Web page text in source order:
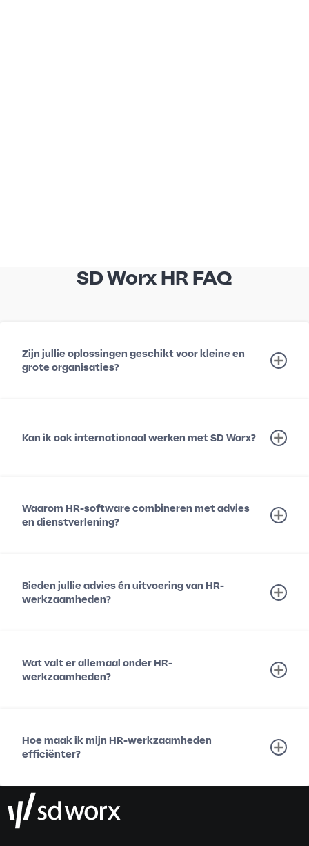
SD Worx HR FAQ
Zijn jullie oplossingen geschikt voor kleine en
grote organisaties?
Kan ik ook internationaal werken met SD Worx?
Waarom HR-software combineren met advies
en dienstverlening?
Bieden jullie advies én uitvoering van HR-
werkzaamheden?
Wat valt er allemaal onder HR-
werkzaamheden?
Hoe maak ik mijn HR-werkzaamheden
efficiënter?